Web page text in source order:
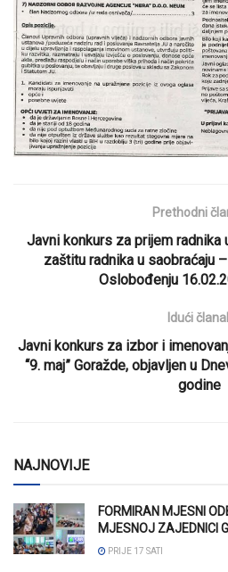
Prethodni
Javni konkurs za prijem radnika
zaštitu radnika u saobraćaju
Oslobođenju
Idući
Javni konkurs za izbor i
“9. maj” Goražde, objavljen u
godine
NAJNOVIJE
FORMIRAN MJESNI
MJESNOJ ZAJEDNICI
PRIJE 17 SATI